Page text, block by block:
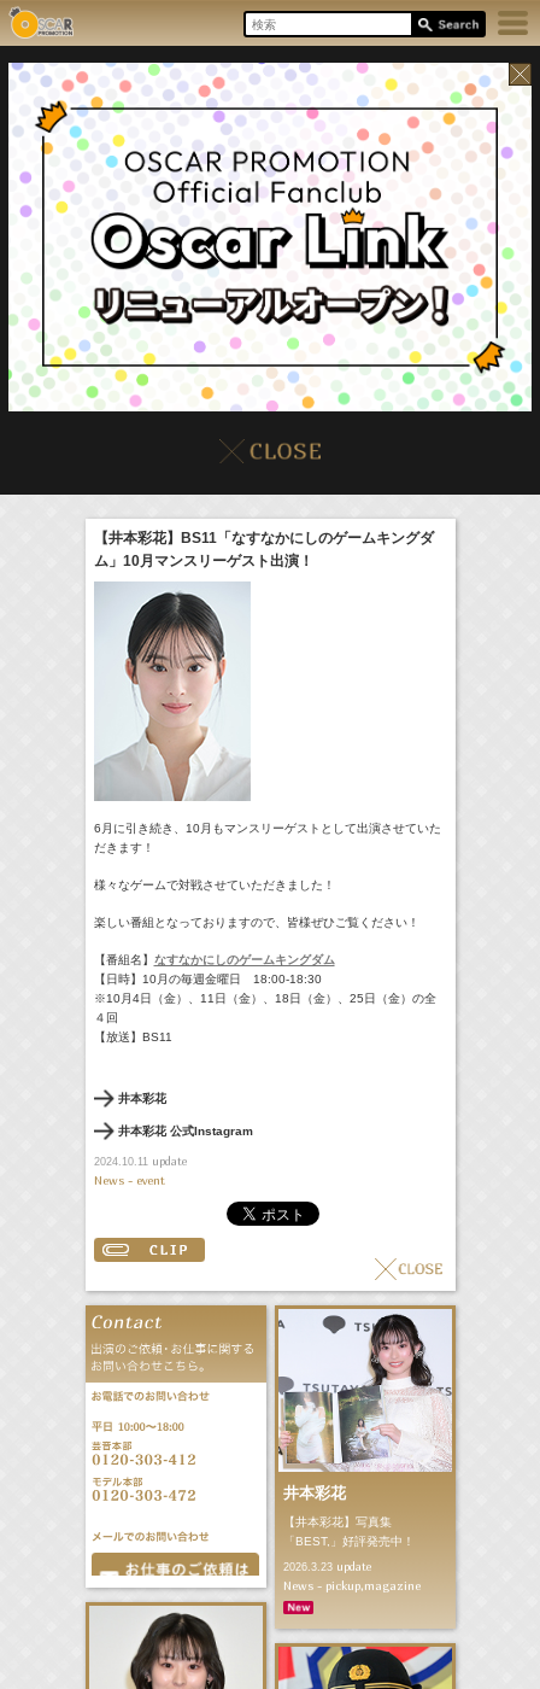
本日の出演情報8/9(Sun) イベント 販売情報
6:35-7:00
(TV) NHK俳句 庄司浩平
TV) ポケモンとどこいく！？
8:00-8:24
(TV)
09:54-
)
11:45-12:45
(
> More
【井本彩花】BS11「なすなかにしのゲームキングダ
ム」10月マンスリーゲスト出演！
6月に引き続き、 10月もマンスリーゲストとして出演させていた
だきます！
様々なゲームで対戦させていただきました！
楽しい番組となっておりますので、皆様ぜひご覧ください！
【番組名】 なすなかにしのゲームキングダム
【日時】10月の毎週金曜日 18:00-18:30
※10月4日（金）、11日（金）、18日（金）、25日（金） の全
４回
【放送】BS11
井本彩花
井本彩花 公式Instagram
2024.10.11update
News - event
井本彩花
【井本彩花】写真集
「BEST,」好評発売中！
2026.3.23update
News - pickup,magazine